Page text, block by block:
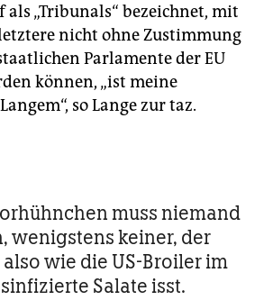
„Tribunals“ bezeichnet, mit
nicht ohne Zustimmung
Parlamente der EU
können, „ist meine
so Lange zur taz.
muss niemand
wenigstens keiner, der
wie die US-Broiler im
Salate isst.